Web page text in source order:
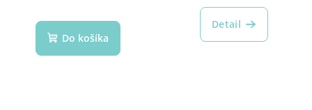
Do košíka
Detail